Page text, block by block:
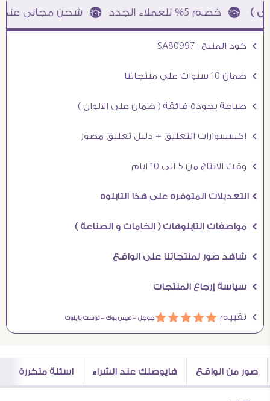
Ö كود المنتج : SA80997
Ö ضمان 10 سنوات على منتجاتنا
Ö طباعة بجودة فائقة ( ضمان على الالوان )
Ö اكسسوارات التعليق + دليل تعليق مصور
Ö وقت الانتاج من 5 الى 10 ايام
Ö التعديلات المتوفره على هذا التابلوه
Ö مواصفات التابلوهات ( الخامات و الصناعة )
Ö شاهد صور لمنتجاتنا على الواقع
Ö سياسة إرجاع المنتجات
Ö تقييم áááááجوجل –فيس بوك –تراست بايلوت
صور من الواقع هايوصلك عند الشراء اسئلة متكررة